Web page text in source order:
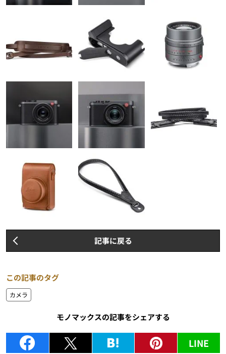
記事に戻る
この記事のタグ
カメラ
モノマックスの記事をシェアする
LINE